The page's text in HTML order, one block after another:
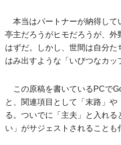
本当はパートナーが納得し
亭主だろうがヒモだろうが、外
はずだ。しかし、世間は自分た
はみ出すような「いびつなカッ
この原稿を書いているPCで
と、関連項目として「末路」
る。ついでに「主夫」と入れる
い」がサジェストされることも